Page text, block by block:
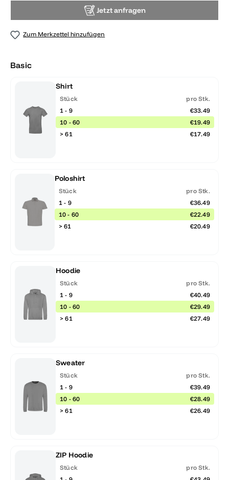
Jetzt anfragen
Zum Merkzettel hinzufügen
Basic
Shirt
Stück
pro Stk.
1 - 9
€33.49
10 - 60
€19.49
> 61
€17.49
Poloshirt
Stück
pro Stk.
1 - 9
€36.49
10 - 60
€22.49
> 61
€20.49
Hoodie
Stück
pro Stk.
1 - 9
€40.49
10 - 60
€29.49
> 61
€27.49
Sweater
Stück
pro Stk.
1 - 9
€39.49
10 - 60
€28.49
> 61
€26.49
ZIP Hoodie
Stück
pro Stk.